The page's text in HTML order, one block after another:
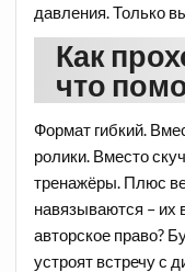
давления. Только
Как
что
Формат гибкий.
ролики. Вместо
тренажёры. Плюс
навязываются – их
авторское право?
устроят встречу с